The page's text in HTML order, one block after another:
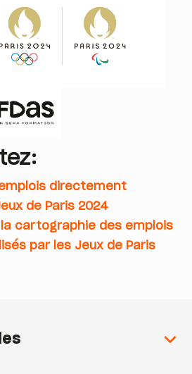
directement
de Paris 2024
cartographie des emplois
par les Jeux de Paris